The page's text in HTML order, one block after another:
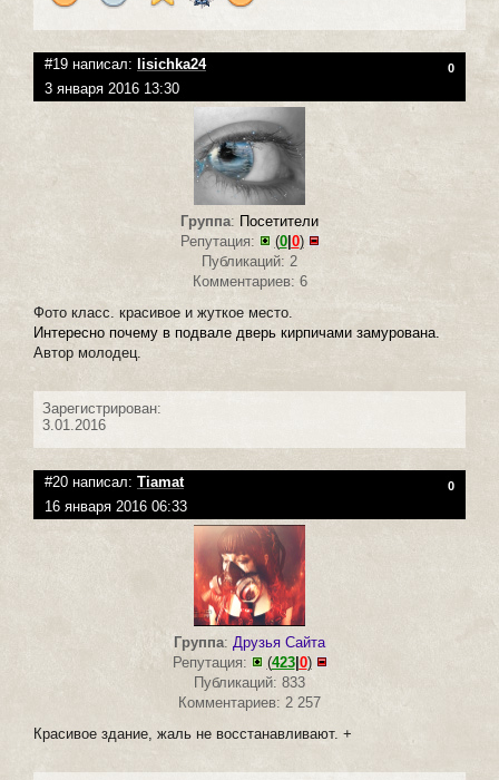
#19 написал: lisichka24 0
3 января 2016 13:30
Группа: Посетители
Репутация:
(0| 0)
Публикаций: 2
Комментариев: 6
Фото класс. красивое и жуткое место.
Интересно почему в подвале дверь кирпичами замурована.
Автор молодец.
Зарегистрирован:
3.01.2016
#20 написал: Tiamat 0
16 января 2016 06:33
Группа: Друзья Сайта
Репутация:
(423| 0)
Публикаций: 833
Комментариев: 2 257
Красивое здание, жаль не восстанавливают. +